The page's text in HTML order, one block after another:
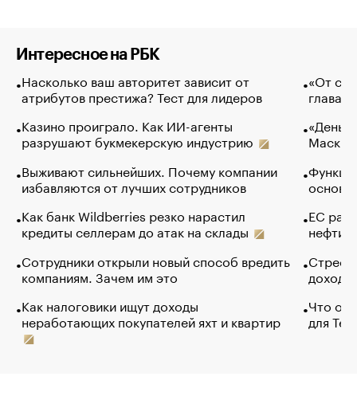
Интересное на РБК
Насколько ваш авторитет зависит от
атрибутов престижа? Тест для лидеров
Казино проиграло. Как ИИ-агенты
разрушают букмекерскую индустрию
Выживают сильнейших. Почему компании
избавляются от лучших сотрудников
Как банк Wildberries резко нарастил
кредиты селлерам до атак на склады
Сотрудники открыли новый способ вредить
компаниям. Зачем им это
Как налоговики ищут доходы
неработающих покупателей яхт и квартир
«От
глава
Маск в
основ
ЕС
нефти
Что
для